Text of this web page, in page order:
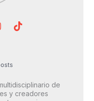
de
y creadores